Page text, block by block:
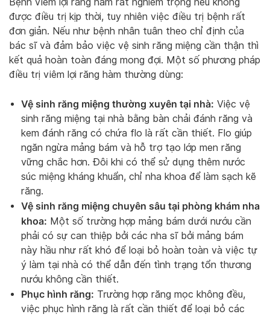
Bệnh viêm lợi răng hàm rất nghiêm trọng nếu không
được điều trị kịp thời, tuy nhiên việc điều trị bệnh rất
đơn giản. Nếu như bệnh nhân tuân theo chỉ định của
bác sĩ và đảm bảo việc vệ sinh răng miệng cần thận thì
kết quả hoàn toàn đáng mong đợi. Một số phương pháp
điều trị viêm lợi răng hàm thường dùng:
Vệ sinh răng miệng thường xuyên tại nhà: Việc vệ
sinh răng miệng tại nhà bằng bàn chải đánh răng và
kem đánh răng có chứa flo là rất cần thiết. Flo giúp
ngăn ngừa mảng bám và hỗ trợ tạo lớp men răng
vững chắc hơn. Đôi khi có thể sử dụng thêm nước
súc miệng kháng khuẩn, chỉ nha khoa để làm sạch kẽ
răng.
Vệ sinh răng miệng chuyên sâu tại phòng khám nha
khoa: Một số trường hợp mảng bám dưới nướu cần
phải có sự can thiệp bởi các nha sĩ bởi mảng bám
này hầu như rất khó để loại bỏ hoàn toàn và việc tự
ý làm tại nhà có thể dẫn đến tình trạng tổn thương
nướu không cần thiết.
Phục hình răng: Trường hợp răng mọc không đều,
việc phục hình răng là rất cần thiết để loại bỏ các